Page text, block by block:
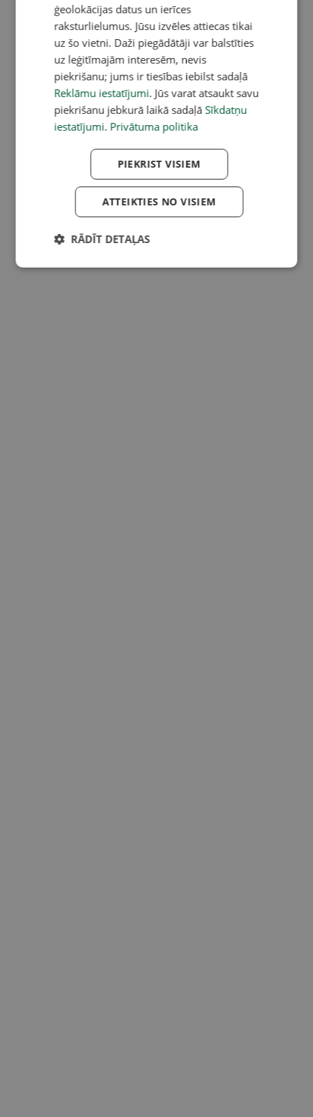
ģeolokācijas datus un ierīces
raksturlielumus. Jūsu izvēles attiecas tikai
uz šo vietni. Daži piegādātāji var balstīties
uz leģitīmajām interesēm, nevis
piekrišanu; jums ir tiesības iebilst sadaļā
Reklāmu iestatījumi. Jūs varat atsaukt savu
piekrišanu jebkurā laikā sadaļā Sīkdatņu
iestatījumi. Privātuma politika
PIEKRIST VISIEM
ATTEIKTIES NO VISIEM
RĀDĪT DETAĻAS